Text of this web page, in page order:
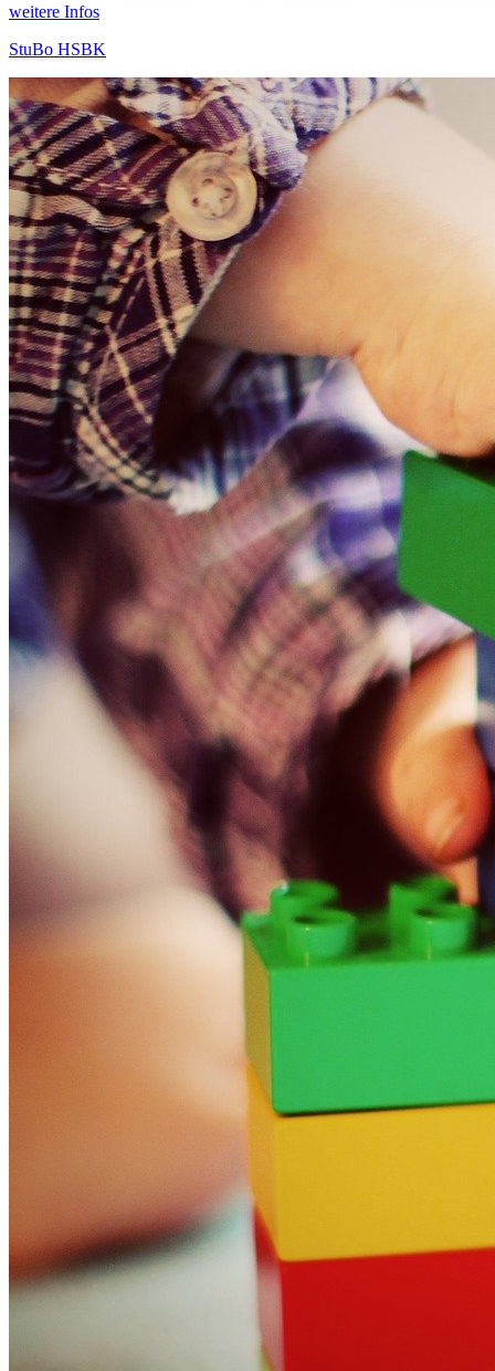
weitere Infos
StuBo HSBK